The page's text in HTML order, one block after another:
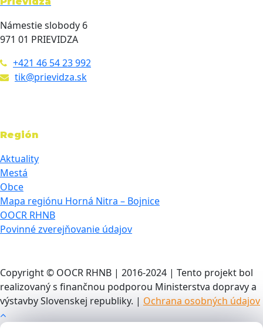
Námestie slobody 6
971 01 PRIEVIDZA
+421 46 54 23 992
tik@prievidza.sk
Región
Aktuality
Mestá
Obce
Mapa regiónu Horná Nitra – Bojnice
OOCR RHNB
Povinné zverejňovanie údajov
Copyright © OOCR RHNB | 2016-2024 | Tento projekt bol
realizovaný s finančnou podporou Ministerstva dopravy a
výstavby Slovenskej republiky. | Ochrana osobných údajov